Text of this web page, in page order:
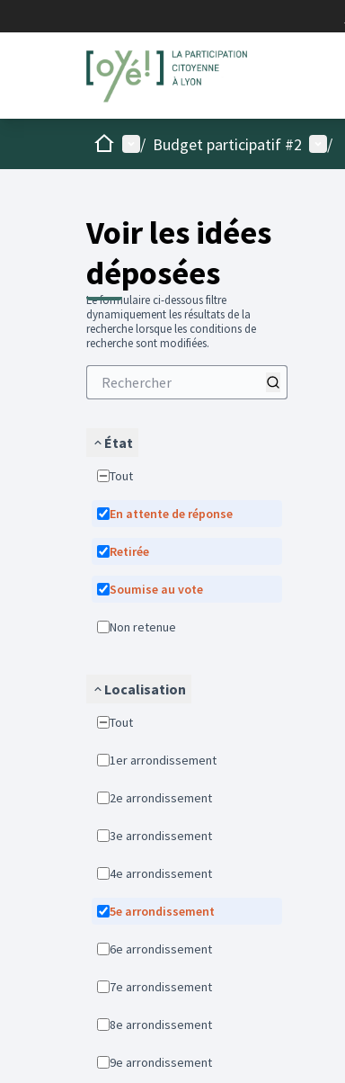
AccueilMenu principal
/ Budget participatif #2 /
Voir les idées
déposées
Le formulaire ci-dessous filtre
dynamiquement les résultats de la
recherche lorsque les conditions de
recherche sont modifiées.
État
Tout
En attente de réponse
Retirée
Soumise au vote
Non retenue
Localisation
Tout
1er arrondissement
2e arrondissement
3e arrondissement
4e arrondissement
5e arrondissement
6e arrondissement
7e arrondissement
8e arrondissement
9e arrondissement